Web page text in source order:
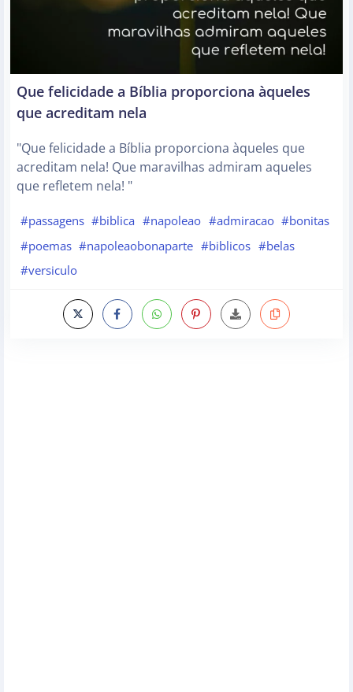
Que felicidade a Bíblia proporciona àqueles
que acreditam nela
"Que felicidade a Bíblia proporciona àqueles que
acreditam nela! Que maravilhas admiram aqueles
que refletem nela! "
#passagens #biblica #napoleao #admiracao #bonitas
#poemas #napoleaobonaparte #biblicos #belas
#versiculo